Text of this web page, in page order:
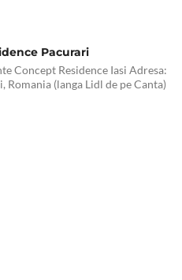
Pacurari
Concept Residence Iasi Adresa:
Romania (langa Lidl de pe Canta)